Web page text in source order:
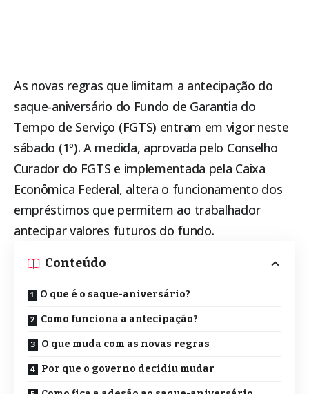
As novas regras que limitam a antecipação do
saque-aniversário do Fundo de Garantia do
Tempo de Serviço (FGTS) entram em vigor neste
sábado (1º). A medida, aprovada pelo Conselho
Curador do FGTS e implementada pela Caixa
Econômica Federal, altera o funcionamento dos
empréstimos que permitem ao trabalhador
antecipar valores futuros do fundo.
Conteúdo
O que é o saque-aniversário?
Como funciona a antecipação?
O que muda com as novas regras
Por que o governo decidiu mudar